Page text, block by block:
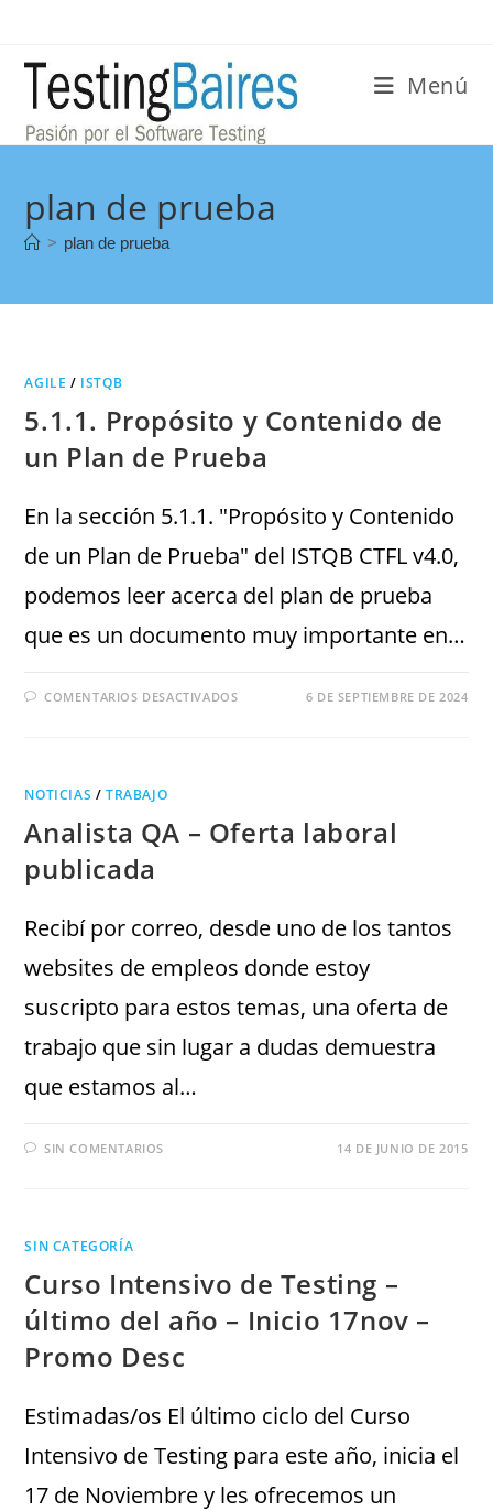
Menú
plan de prueba
> plan de prueba
AGILE / ISTQB
5.1.1. Propósito y Contenido de
un Plan de Prueba
En la sección 5.1.1. "Propósito y Contenido
de un Plan de Prueba" del ISTQB CTFL v4.0,
podemos leer acerca del plan de prueba
que es un documento muy importante en…
COMENTARIOS DESACTIVADOS 6 DE SEPTIEMBRE DE 2024
NOTICIAS /TRABAJO
Analista QA – Oferta laboral
publicada
Recibí por correo, desde uno de los tantos
websites de empleos donde estoy
suscripto para estos temas, una oferta de
trabajo que sin lugar a dudas demuestra
que estamos al…
SIN COMENTARIOS 14 DE JUNIO DE 2015
SIN CATEGORÍA
Curso Intensivo de Testing –
último del año – Inicio 17nov –
Promo Desc
Estimadas/os El último ciclo del Curso
Intensivo de Testing para este año, inicia el
17 de Noviembre y les ofrecemos un